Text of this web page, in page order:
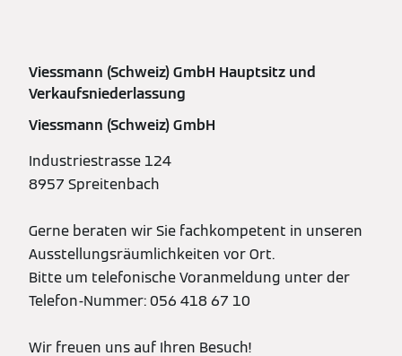
Viessmann (Schweiz) GmbH Hauptsitz und
Verkaufsniederlassung
Viessmann (Schweiz) GmbH
Industriestrasse 124
8957 Spreitenbach
Gerne beraten wir Sie fachkompetent in unseren
Ausstellungsräumlichkeiten vor Ort.
Bitte um telefonische Voranmeldung unter der
Telefon-Nummer: 056 418 67 10
Wir freuen uns auf Ihren Besuch!